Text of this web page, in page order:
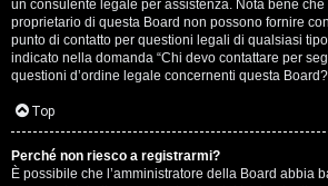
o
m
e
n
un consulente legale per assistenza. Nota bene che
proprietario di questa Board non possono fornire
punto di contatto per questioni legali di qualsiasi
indicato nella domanda “Chi devo contattare per
questioni d’ordine legale concernenti questa
Top
Perché non riesco a registrarmi?
È possibile che l’amministratore della Board abbia
c
A
t
t